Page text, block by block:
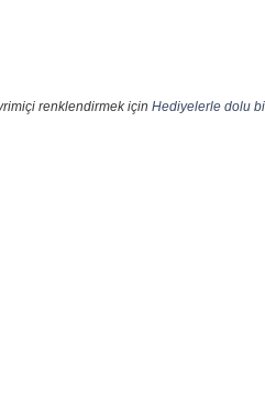
renklendirmek için Hediyelerle dolu